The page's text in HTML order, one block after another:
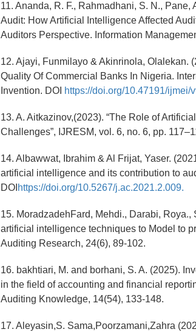
11. Ananda, R. F., Rahmadhani, S. N.,
Audit: How Artificial Intelligence Affected
Auditors Perspective. Information
12. Ajayi, Funmilayo & Akinrinola, Olalekan.
Quality Of Commercial Banks In Nigeria.
Invention. DOI https://doi.org/10.47191/ijmei/
13. A. Aitkazinov,(2023). “The Role of
Challenges”, IJRESM, vol. 6, no. 6, pp.
14. Albawwat, Ibrahim & Al Frijat, Yaser.
artificial intelligence and its contribution to
DOI https://doi.org/10.5267/j.ac.2021.2.009.
15. MoradzadehFard, Mehdi., Darabi,
artificial intelligence techniques to Model to
Auditing Research, 24(6), 89-102.
16. bakhtiari, M. and borhani, S. A. (2025).
in the field of accounting and financial
Auditing Knowledge, 14(54), 133-148.
17. Aleyasin,S. Sama,Poorzamani,Zahra